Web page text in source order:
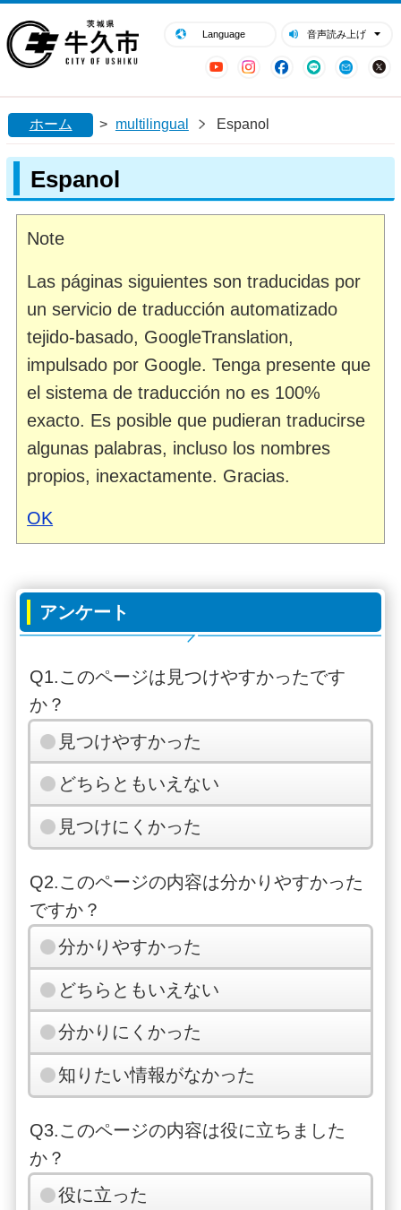
Language 音声読み上げ
YouTubeInstagram
Facebook
LINE Mail
閉じる
ホーム > multilingual Espanol
Espanol
Note
Las páginas siguientes son traducidas por
un servicio de traducción automatizado
tejido-basado, GoogleTranslation,
impulsado por Google. Tenga presente que
el sistema de traducción no es 100%
exacto. Es posible que pudieran traducirse
algunas palabras, incluso los nombres
propios, inexactamente. Gracias.
OK
アンケート
Q1.このページは見つけやすかったです
か？
見つけやすかった
どちらともいえない
見つけにくかった
Q2.このページの内容は分かりやすかった
ですか？
分かりやすかった
どちらともいえない
分かりにくかった
知りたい情報がなかった
Q3.このページの内容は役に立ちました
か？
役に立った